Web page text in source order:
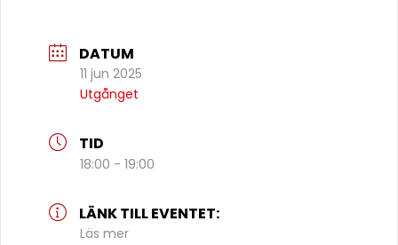
DATUM
11 jun 2025
Utgånget
TID
18:00 - 19:00
LÄNK TILL EVENTET:
Läs mer